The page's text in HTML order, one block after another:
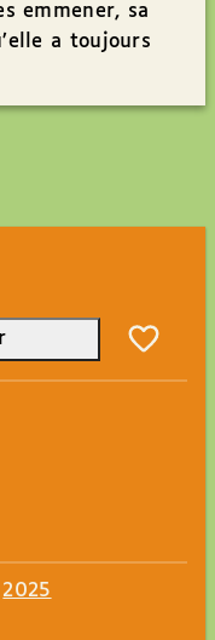
emmener, sa
a toujours
2025